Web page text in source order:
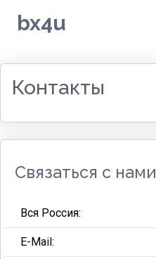
bx4u
Контакты
Связаться с нами
Вся Россия:
E-Mail: